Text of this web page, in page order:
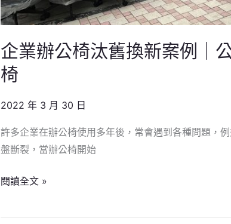
企業辦公椅汰舊換新案例｜
椅
2022 年 3 月 30 日
許多企業在辦公椅使用多年後，常會遇到各種問題，
盤斷裂，當辦公椅開始
一
更
換
100
多
電
腦
閱讀全文 »